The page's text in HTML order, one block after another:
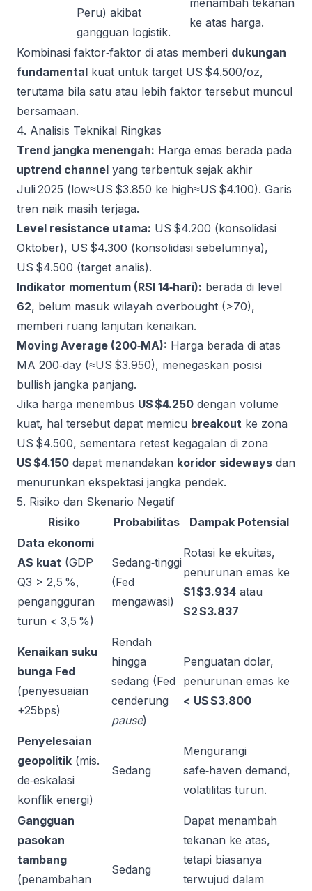
Peru) akibat
gangguan logistik.
menambah tekanan
ke atas harga.
Kombinasi faktor‑faktor di atas memberi dukungan
fundamental kuat untuk target US $4.500/oz,
terutama bila satu atau lebih faktor tersebut muncul
bersamaan.
4. Analisis Teknikal Ringkas
Trend jangka menengah: Harga emas berada pada
uptrend channel yang terbentuk sejak akhir
Juli 2025 (low≈US $3.850 ke high≈US $4.100). Garis
tren naik masih terjaga.
Level resistance utama: US $4.200 (konsolidasi
Oktober), US $4.300 (konsolidasi sebelumnya),
US $4.500 (target analis).
Indikator momentum (RSI 14‑hari): berada di level
62, belum masuk wilayah overbought (>70),
memberi ruang lanjutan kenaikan.
Moving Average (200‑MA): Harga berada di atas
MA 200‑day (≈US $3.950), menegaskan posisi
bullish jangka panjang.
Jika harga menembus US $4.250 dengan volume
kuat, hal tersebut dapat memicu breakout ke zona
US $4.500, sementara retest kegagalan di zona
US $4.150 dapat menandakan koridor sideways dan
menurunkan ekspektasi jangka pendek.
5. Risiko dan Skenario Negatif
Risiko
Probabilitas
Dampak Potensial
Data ekonomi
AS kuat (GDP
Q3 > 2,5 %,
pengangguran
turun < 3,5 %)
Sedang‑tinggi
(Fed
mengawasi)
Rotasi ke ekuitas,
penurunan emas ke
S1 $3.934 atau
S2 $3.837
Kenaikan suku
bunga Fed
(penyesuaian
+25bps)
Rendah
hingga
sedang (Fed
cenderung
pause)
Penguatan dolar,
penurunan emas ke
< US $3.800
Penyelesaian
geopolitik (mis.
de‑eskalasi
konflik energi)
Sedang
Mengurangi
safe‑haven demand,
volatilitas turun.
Gangguan
pasokan
tambang
(penambahan
Sedang
Dapat menambah
tekanan ke atas,
tetapi biasanya
terwujud dalam